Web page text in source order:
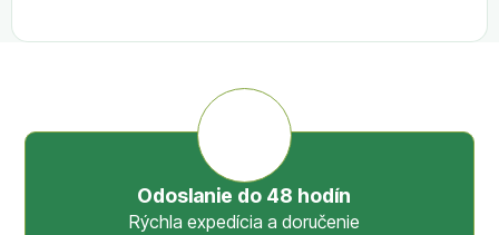
Odoslanie do 48 hodín
Rýchla expedícia a doručenie